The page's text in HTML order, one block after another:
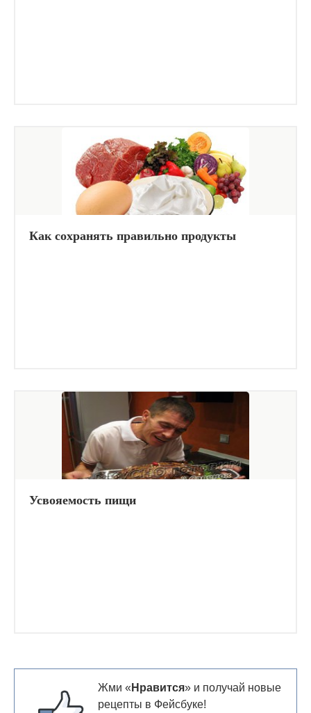
Как сохранять правильно продукты
Усвояемость пищи
Жми « Нравится» и получай новые
рецепты в Фейсбуке!